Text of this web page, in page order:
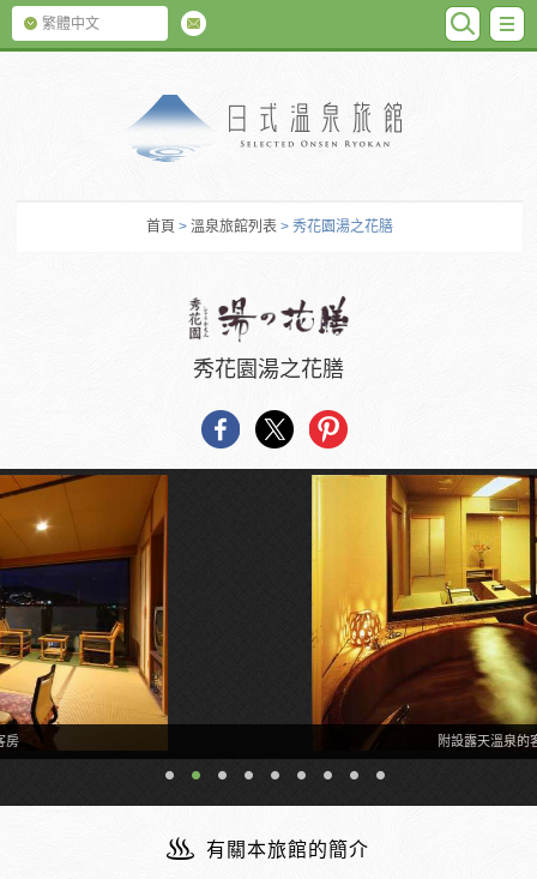
繁體中文
首頁 > 溫泉旅館列表 > 秀花園湯之花膳
秀花園湯之花膳
有關本旅館的簡介